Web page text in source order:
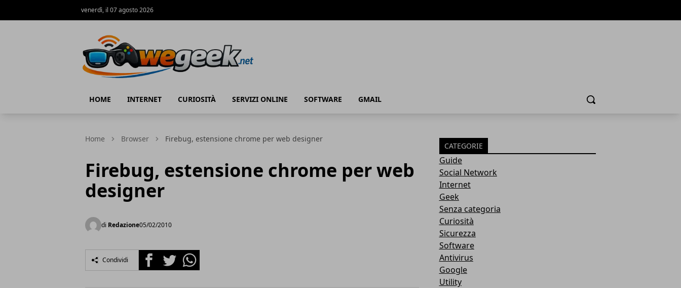
venerdì, il 07 agosto 2026
HOME INTERNET CURIOSITÀ SERVIZI ONLINE SOFTWARE GMAIL Cerca
Home Browser Firebug, estensione chrome per web designer
Firebug, estensione chrome per web
designer
di Redazione05/02/2010
Condividi FacebookTwitterWhatsapp
CATEGORIE
Guide
Social Network
Internet
Geek
Senza categoria
Curiosità
Sicurezza
Software
Antivirus
Google
Utility